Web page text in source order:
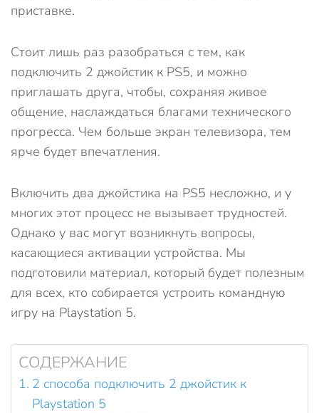
приставке.
Стоит лишь раз разобраться с тем, как
подключить 2 джойстик к PS5, и можно
приглашать друга, чтобы, сохраняя живое
общение, наслаждаться благами технического
прогресса. Чем больше экран телевизора, тем
ярче будет впечатления.
Включить два джойстика на PS5 несложно, и у
многих этот процесс не вызывает трудностей.
Однако у вас могут возникнуть вопросы,
касающиеся активации устройства. Мы
подготовили материал, который будет полезным
для всех, кто собирается устроить командную
игру на Playstation 5.
СОДЕРЖАНИЕ
2 способа подключить 2 джойстик к
Playstation 5